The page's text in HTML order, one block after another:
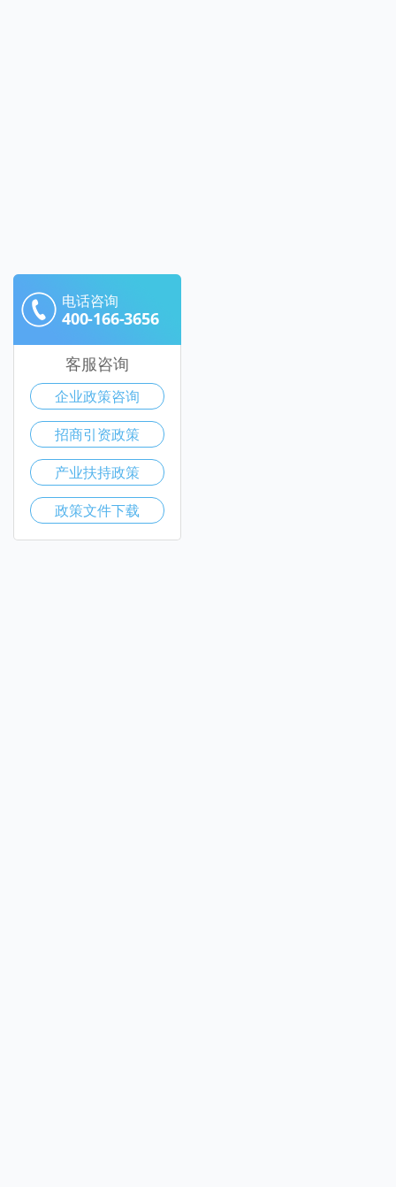
电话咨询
400-166-3656
客服咨询
企业政策咨询
招商引资政策
产业扶持政策
政策文件下载